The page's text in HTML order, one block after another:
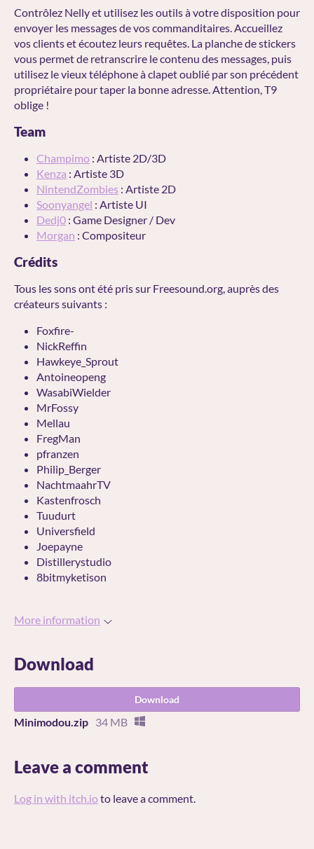
Contrôlez Nelly et utilisez les outils à votre disposition pour
envoyer les messages de vos commanditaires. Accueillez
vos clients et écoutez leurs requêtes. La planche de stickers
vous permet de retranscrire le contenu des messages, puis
utilisez le vieux téléphone à clapet oublié par son précédent
propriétaire pour taper la bonne adresse. Attention, T9
oblige !
Team
Champimo : Artiste 2D/3D
Kenza : Artiste 3D
NintendZombies : Artiste 2D
Soonyangel : Artiste UI
Dedj0 : Game Designer / Dev
Morgan : Compositeur
Crédits
Tous les sons ont été pris sur Freesound.org, auprès des
créateurs suivants :
Foxfire-
NickReffin
Hawkeye_Sprout
Antoineopeng
WasabiWielder
MrFossy
Mellau
FregMan
pfranzen
Philip_Berger
NachtmaahrTV
Kastenfrosch
Tuudurt
Universfield
Joepayne
Distillerystudio
8bitmyketison
More information
Download
Download
Minimodou.zip 34 MB
Leave a comment
Log in with itch.ioto leave a comment.